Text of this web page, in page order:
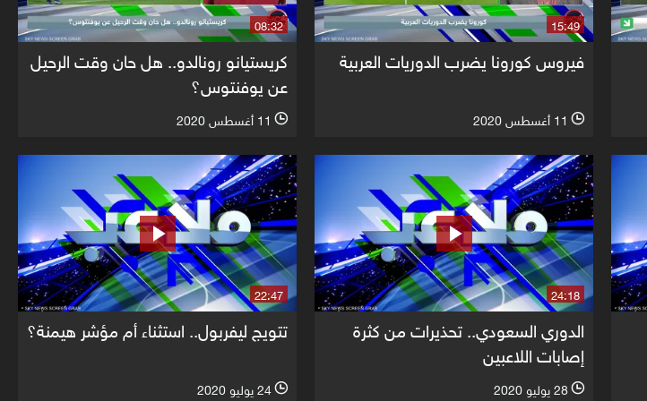
15:49
فيروس كورونا يضرب الدوريات العربية
l 11 أغسطس 2020
08:32
كريستيانو رونالدو.. هل حان وقت الرحيل
عن يوفنتوس؟
l 11 أغسطس 2020
24:18
الدوري السعودي.. تحذيرات من كثرة
إصابات اللاعبين
l 28 يوليو 2020
22:47
تتويج ليفربول.. استثناء أم مؤشر هيمنة؟
l 24 يوليو 2020